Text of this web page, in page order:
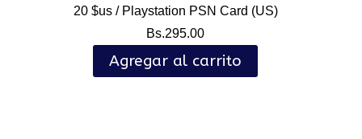
20 $us / Playstation PSN Card (US)
Bs.295.00
Agregar al carrito